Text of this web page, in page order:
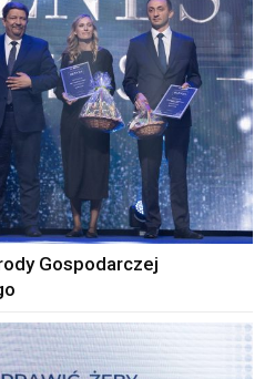
Gospodarczej